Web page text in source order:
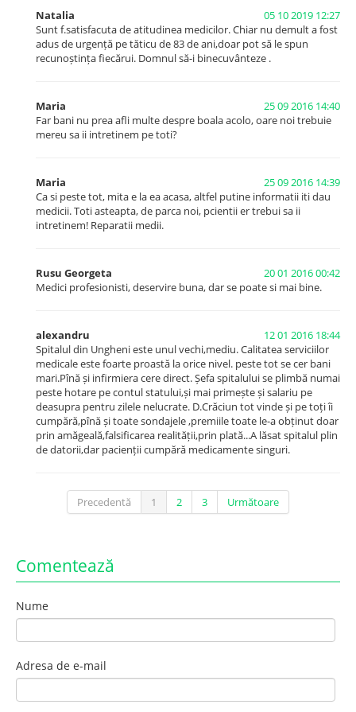
Activitatea de profil chirurgical
semnificativă între volumul înalt de intervenții chirurgicale
spitalicești și calitatea serviciilor medicale. Prin urmare,
pacienții internați în spitale cu volum jos de intervenții sau
înregistrează o rată a complicațiilor mai mare comparativ cu
pacienții internați în spitale cu volum înalt de intervenții sau
tratați de chirurgi ce realizează un număr mare de intervenții.
Numărul minim de intervenții chirurgicale recomandat de
Natalia
05 10 2019 12:27
Sunt f.satisfacuta de atitudinea medicilor. Chiar nu demult a fost
adus de urgență pe tăticu de 83 de ani,doar pot să le spun
recunoștința fiecărui. Domnul să-i binecuvânteze .
Maria
25 09 2016 14:40
Far bani nu prea afli multe despre boala acolo, oare noi trebuie
mereu sa ii intretinem pe toti?
Maria
25 09 2016 14:39
Ca si peste tot, mita e la ea acasa, altfel putine informatii iti dau
medicii. Toti asteapta, de parca noi, pcientii er trebui sa ii
intretinem! Reparatii medii.
Rusu Georgeta
20 01 2016 00:42
Medici profesionisti, deservire buna, dar se poate si mai bine.
alexandru
12 01 2016 18:44
Spitalul din Ungheni este unul vechi,mediu. Calitatea serviciilor
medicale este foarte proastă la orice nivel. peste tot se cer bani
mari.Pînă și infirmiera cere direct. Șefa spitalului se plimbă numai
peste hotare pe contul statului,și mai primește și salariu pe
deasupra pentru zilele nelucrate. D.Crăciun tot vinde și pe toți îi
cumpără,pînă și toate sondajele ,premiile toate le-a obținut doar
prin amăgeală,falsificarea realității,prin plată...A lăsat spitalul plin
de datorii,dar pacienții cumpără medicamente singuri.
Precedentă 1 2 3 Următoare
Comentează
Nume
Adresa de e-mail